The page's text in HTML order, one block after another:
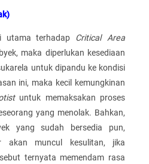
utama terhadap Critical Area
maka diperlukan kesediaan
untuk dipandu ke kondisi
ini, maka kecil kemungkinan
untuk memaksakan proses
yang menolak. Bahkan,
yang sudah bersedia pun,
akan muncul kesulitan, jika
ternyata memendam rasa